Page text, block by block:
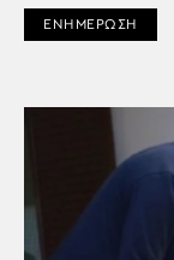
ΕΝΗΜΕΡΩΣΗ